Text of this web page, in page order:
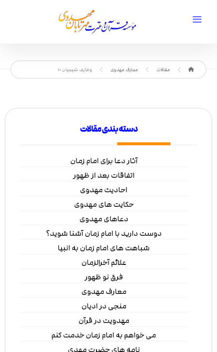
مقالات معارف مهدوی وظایف شیعیان 10
دسته بندی مقالات
آثار دعا برای امام زمان
اتفاقات بعد از ظهور
احادیث مهدوی
حکایت های مهدوی
دعاهای مهدوی
دوست دارید با امام زمان آشنا شوید؟
شباهت های امام زمان به انبیا
علائم آخرالزمان
فرق نو ظهور
معارف مهدوی
منجی در ادیان
مهدویت در قرآن
می خواهم به امام زمان خدمت کنم
نامه های حضرت مهدی